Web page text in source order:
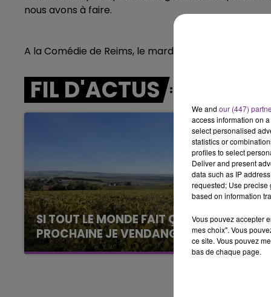
5h00 - 6h00
CHAMPAGNE FM
nous avons à faire.
A la Comédie de Reims, le mardi 08 mars à 20h30, le
FIL D'ACTUS
SI TOUT LE MONDE FAIT ÇA, MOI L'ANNÉE
PROCHAINE JE VENDANGE EN...
La vendange en Champagne a débuté ce jeudi
We and our (447)
access information on
select personalised
statistics or
profiles to select
Deliver and present
data such as IP
requested; Use precise
based on information
Vous pouvez accepter
mes choix". Vous
ce site. Vous pouvez
bas de chaque page.